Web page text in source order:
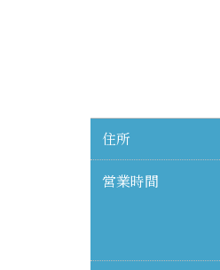
住所
営業時間